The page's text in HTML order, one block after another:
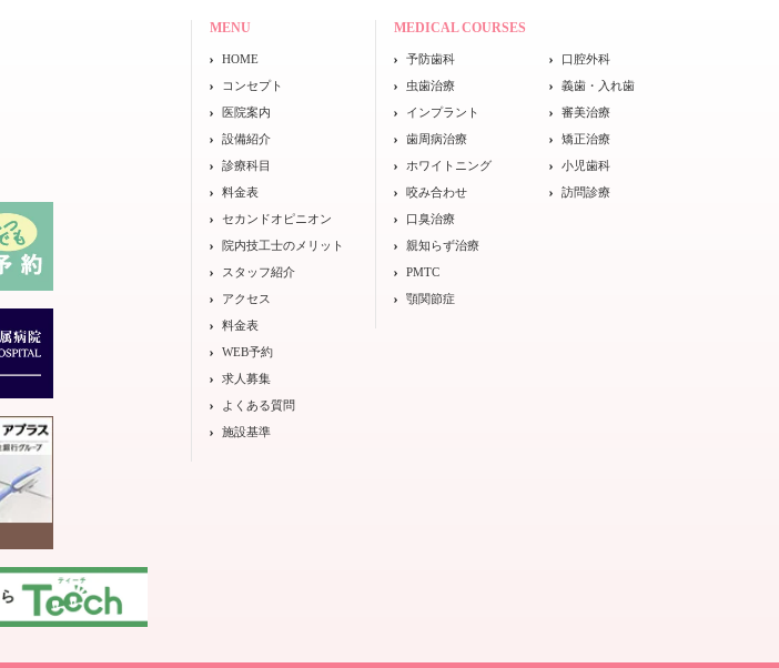
MENU
HOME
コンセプト
医院案内
設備紹介
診療科目
料金表
セカンドオピニオン
院内技工士のメリット
スタッフ紹介
アクセス
料金表
WEB予約
求人募集
よくある質問
施設基準
MEDICAL COURSES
予防歯科
虫歯治療
インプラント
歯周病治療
ホワイトニング
咬み合わせ
口臭治療
親知らず治療
PMTC
顎関節症
口腔外科
義歯・入れ歯
審美治療
矯正治療
小児歯科
訪問診療